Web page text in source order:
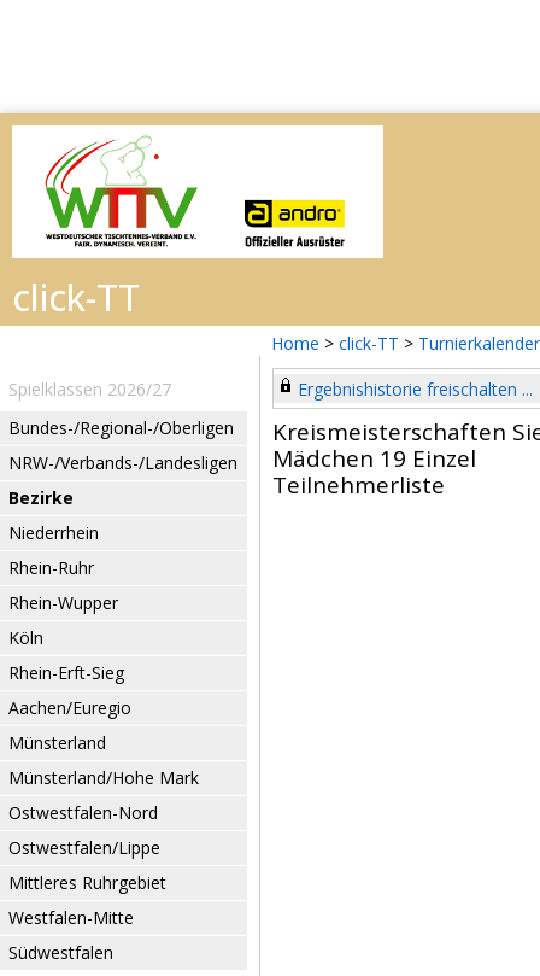
Home > click-TT > Turnierkalender
Spielklassen 2026/27
Bundes-/Regional-/Oberligen
NRW-/Verbands-/Landesligen
Bezirke
Niederrhein
Rhein-Ruhr
Rhein-Wupper
Köln
Rhein-Erft-Sieg
Aachen/Euregio
Münsterland
Münsterland/Hohe Mark
Ostwestfalen-Nord
Ostwestfalen/Lippe
Mittleres Ruhrgebiet
Westfalen-Mitte
Südwestfalen
Ergebnishistorie freischalten ...
Kreismeisterschaften
Mädchen 19 Einzel
Teilnehmerliste